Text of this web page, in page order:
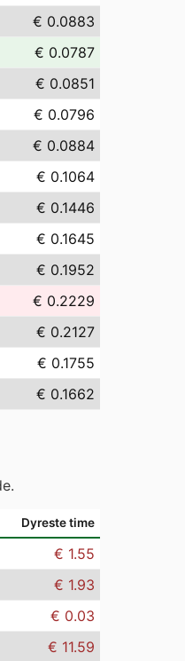
€ 0.0883
€ 0.0787
€ 0.0851
€ 0.0796
€ 0.0884
€ 0.1064
€ 0.1446
€ 0.1645
€ 0.1952
€ 0.2229
€ 0.2127
€ 0.1755
€ 0.1662
Dyreste time
€ 1.55
€ 1.93
€ 0.03
€ 11.59